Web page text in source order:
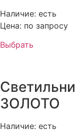
Наличие: есть
Цена: по запросу
Выбрать
ЗОЛОТО
Наличие: есть